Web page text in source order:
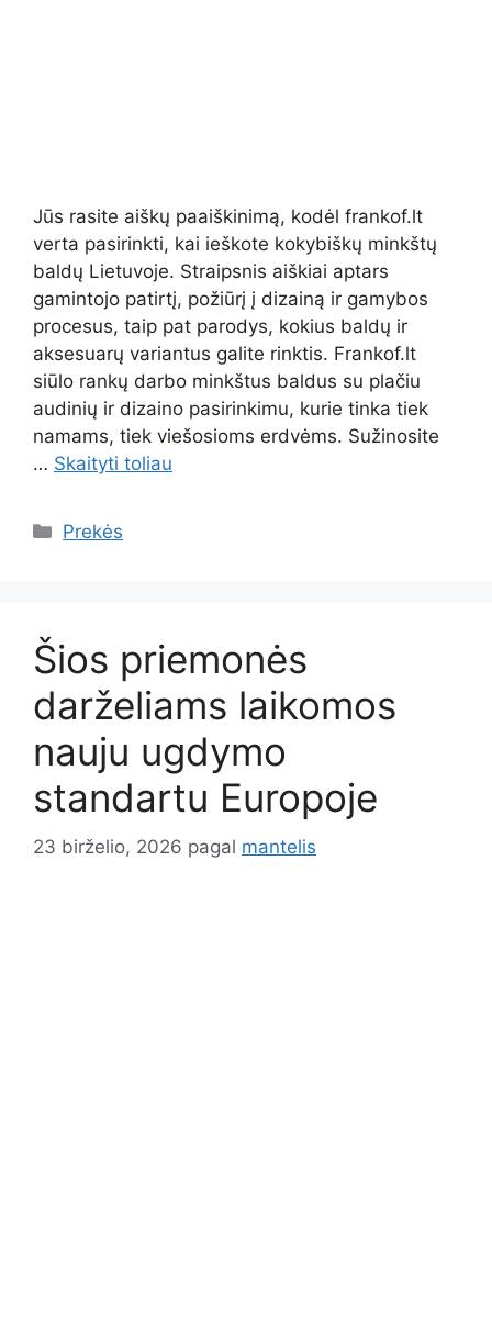
Jūs rasite aiškų paaiškinimą, kodėl frankof.lt
verta pasirinkti, kai ieškote kokybiškų minkštų
baldų Lietuvoje. Straipsnis aiškiai aptars
gamintojo patirtį, požiūrį į dizainą ir gamybos
procesus, taip pat parodys, kokius baldų ir
aksesuarų variantus galite rinktis. Frankof.lt
siūlo rankų darbo minkštus baldus su plačiu
audinių ir dizaino pasirinkimu, kurie tinka tiek
namams, tiek viešosioms erdvėms. Sužinosite
… Skaityti toliau
Kategorijos
Prekės
Šios priemonės
darželiams laikomos
nauju ugdymo
standartu Europoje
23 birželio, 2026 pagal mantelis